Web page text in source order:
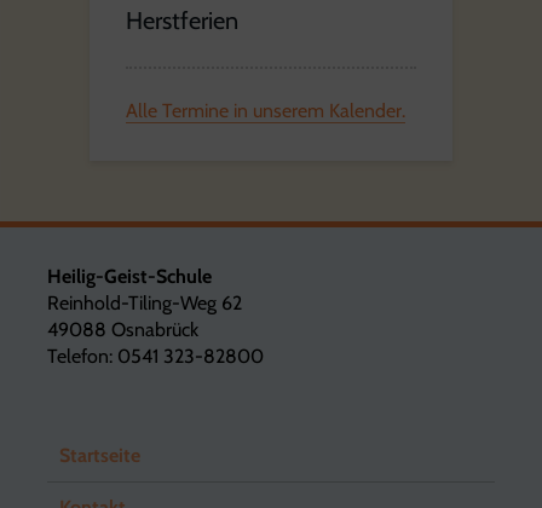
Herstferien
Alle Termine in unserem Kalender.
Heilig-Geist-Schule
Reinhold-Tiling-Weg 62
49088 Osnabrück
Telefon: 0541 323-82800
Startseite